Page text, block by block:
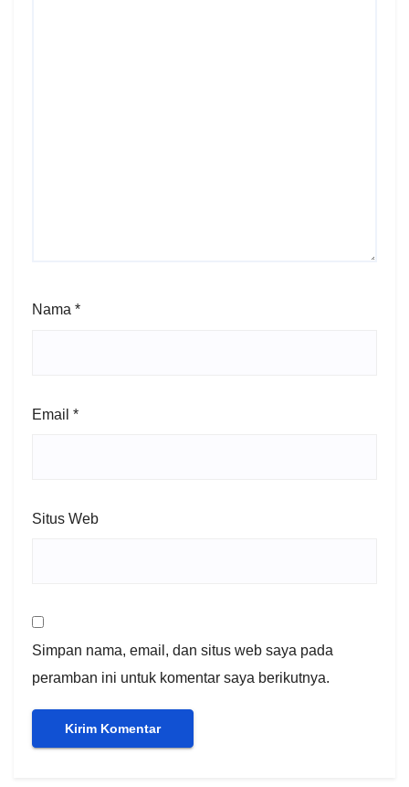
Nama *
Email *
Situs Web
Simpan nama, email, dan situs web saya pada
peramban ini untuk komentar saya berikutnya.